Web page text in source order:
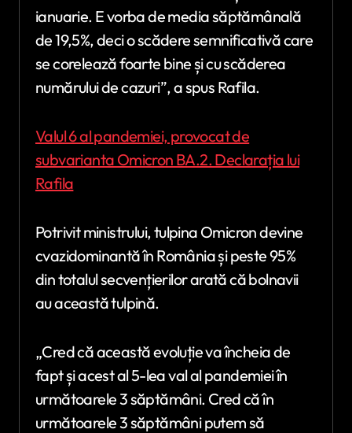
ianuarie. E vorba de media săptămânală
de 19,5%, deci o scădere semnificativă care
se corelează foarte bine și cu scăderea
numărului de cazuri”, a spus Rafila.
Valul 6 al pandemiei, provocat de
subvarianta Omicron BA.2. Declarația lui
Rafila
Potrivit ministrului, tulpina Omicron devine
cvazidominantă în România și peste 95%
din totalul secvențierilor arată că bolnavii
au această tulpină.
„Cred că această evoluție va încheia de
fapt și acest al 5-lea val al pandemiei în
următoarele 3 săptămâni. Cred că în
următoarele 3 săptămâni putem să